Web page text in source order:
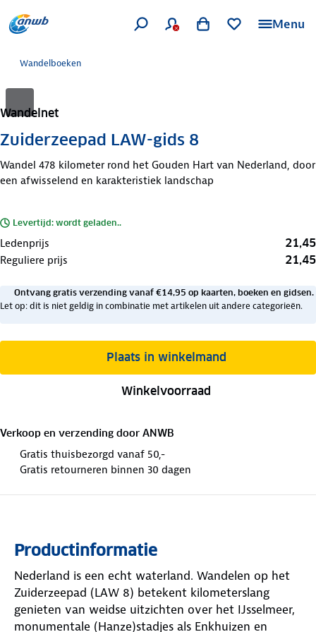
Menu
Wandelboeken
Wandelnet
Zuiderzeepad LAW-gids 8
Wandel 478 kilometer rond het Gouden Hart van Nederland, door
een afwisselend en karakteristiek landschap
Levertijd: wordt geladen..
Ledenprijs 21,45
Reguliere prijs 21,45
Ontvang gratis verzending vanaf €14,95 op kaarten, boeken en gidsen.
Let op: dit is niet geldig in combinatie met artikelen uit andere categorieën.
Plaats in winkelmand
Winkelvoorraad
Verkoop en verzending door ANWB
Gratis thuisbezorgd vanaf 50,-
Gratis retourneren binnen 30 dagen
Productinformatie
Nederland is een echt waterland. Wandelen op het
Zuiderzeepad (LAW 8) betekent kilometerslang
genieten van weidse uitzichten over het IJsselmeer,
monumentale (Hanze)stadjes als Enkhuizen en